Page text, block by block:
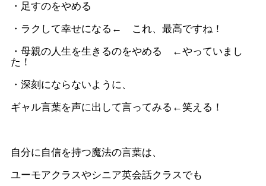
・足すのをやめる
・ラクして幸せになる← これ、最高ですね！
・母親の人生を生きるのをやめる ←やっていまし
た！
・深刻にならないように、
ギャル言葉を声に出して言ってみる←笑える！
自分に自信を持つ魔法の言葉は、
ユーモアクラスやシニア英会話クラスでも